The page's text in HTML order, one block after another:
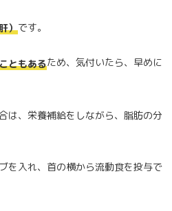
）です。
ともあるため、気付いたら、早めに
は、栄養補給をしながら、脂肪の分
を入れ、首の横から流動食を投与で